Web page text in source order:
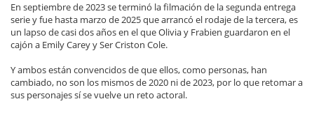
En septiembre de 2023 se terminó la filmación de la segunda entrega
serie y fue hasta marzo de 2025 que arrancó el rodaje de la tercera, es
un lapso de casi dos años en el que Olivia y Frabien guardaron en el
cajón a Emily Carey y Ser Criston Cole.
Y ambos están convencidos de que ellos, como personas, han
cambiado, no son los mismos de 2020 ni de 2023, por lo que retomar a
sus personajes sí se vuelve un reto actoral.